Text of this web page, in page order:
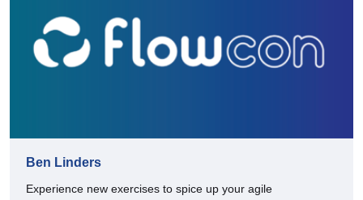
Ben Linders
Experience new exercises to spice up your agile